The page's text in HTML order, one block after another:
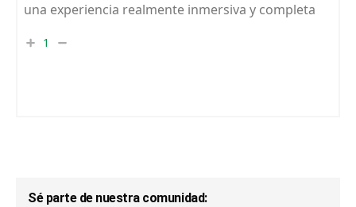
una experiencia realmente inmersiva y completa
1
Sé parte de nuestra comunidad: